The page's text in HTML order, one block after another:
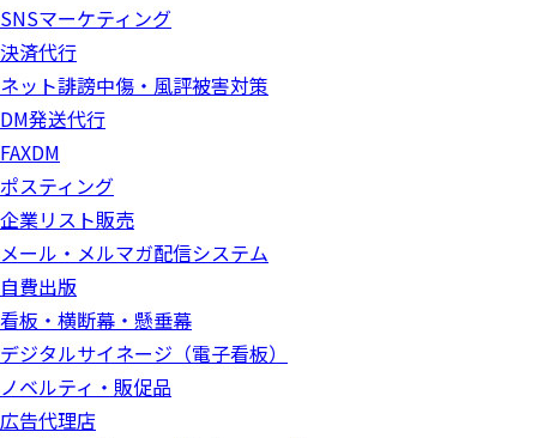
SNSマーケティング
決済代行
ネット誹謗中傷・風評被害対策
DM発送代行
FAXDM
ポスティング
企業リスト販売
メール・メルマガ配信システム
自費出版
看板・横断幕・懸垂幕
デジタルサイネージ（電子看板）
ノベルティ・販促品
広告代理店